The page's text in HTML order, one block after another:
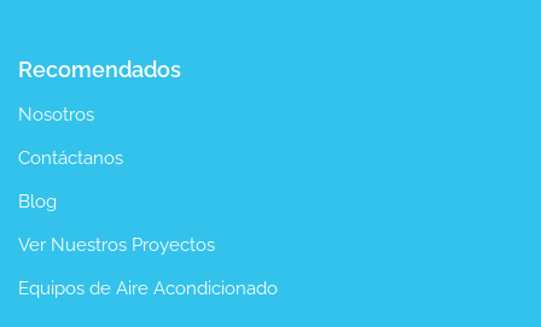
Recomendados
Nosotros
Contáctanos
Blog
Ver Nuestros Proyectos
Equipos de Aire Acondicionado